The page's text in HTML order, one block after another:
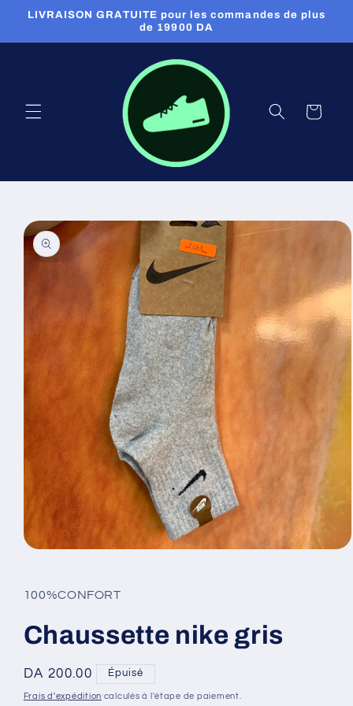
passer
LIVRAISON GRATUITE pour les commandes de plus
de 19900 DA
Panier
Passer aux
informations
produits
1
dans
fenêtre
modale
100%CONFORT
Chaussette nike gris
Prix
habituel
DA 200.00 Épuisé
Frais d'expédition calculés à l'étape de paiement.